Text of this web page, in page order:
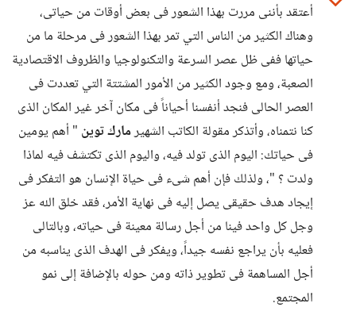
أعتقد بأننى مررت بهذا الشعور فى بعض أوقات من حياتى،
وهناك الكثير من الناس التي تمر بهذا الشعور فى مرحلة ما من
حياتها ففى ظل عصر السرعة والتكنولوجيا والظروف الاقتصادية
الصعبة، ومع وجود الكثير من الأمور المشتتة التي تعددت فى
العصر الحالى فنجد أنفسنا أحياناً فى مكان آخر غير المكان الذى
كنا نتمناه، وأتذكر مقولة الكاتب الشهيرمارك توين " أهم يومين
فى حياتك: اليوم الذى تولد فيه، واليوم الذى تكتشف فيه لماذا
ولدت ؟ "، ولذلك فإن أهم شىء فى حياة الإنسان هو التفكر فى
إيجاد هدف حقيقى يصل إليه فى نهاية الأمر، فقد خلق الله عز
وجل كل واحد فينا من أجل رسالة معينة فى حياته، وبالتالى
فعليه بأن يراجع نفسه جيداً، ويفكر فى الهدف الذى يناسبه من
أجل المساهمة فى تطوير ذاته ومن حوله بالإضافة إلى نمو
المجتمع.